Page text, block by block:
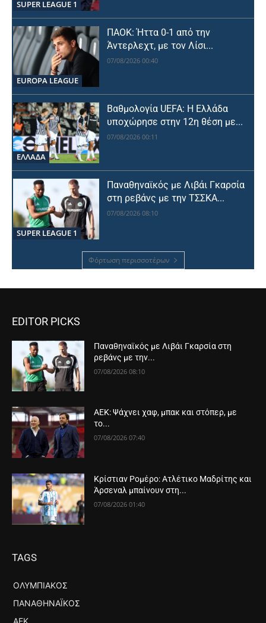
SUPER LEAGUE 1
EUROPA LEAGUE
ΠΑΟΚ: Ήττα 0-1 από την
Άντερλεχτ, με τον Λίσι...
07/08/2026 00:40
ΕΛΛΑΔΑ
Βαθμολογία UEFA: Η Ελλάδα
υποχώρησε στην 12η θέση με...
07/08/2026 00:11
SUPER LEAGUE 1
Παναθηναϊκός με Λιβάι Γκαρσία
στη ρεβάνς με την ΤΣΣΚΑ...
07/08/2026 08:10
Φόρτωση περισσοτέρων
EDITOR PICKS
Παναθηναϊκός με Λιβάι Γκαρσία στη
ρεβάνς με την...
07/08/2026 08:10
ΑΕΚ: Ψάχνει χαφ, μπακ και στόπερ, με
το...
07/08/2026 07:40
Κρίστιαν Ρομέρο: Ατλέτικο Μαδρίτης και
Άρσεναλ μπαίνουν στη...
07/08/2026 01:40
TAGS
ΟΛΥΜΠΙΑΚΌΣ
ΠΑΝΑΘΗΝΑΪΚΌΣ
ΑΕΚ